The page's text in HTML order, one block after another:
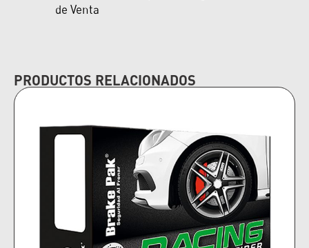
de Venta
PRODUCTOS RELACIONADOS